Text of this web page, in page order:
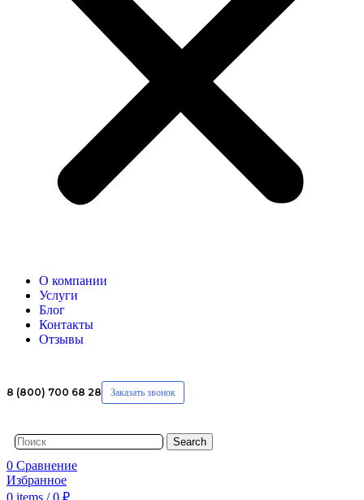
О компании
Услуги
Блог
Контакты
Отзывы
8 (800) 700 68 28 Заказать звонок
Search
0 Сравнение
Избранное
0 items / 0 ₽